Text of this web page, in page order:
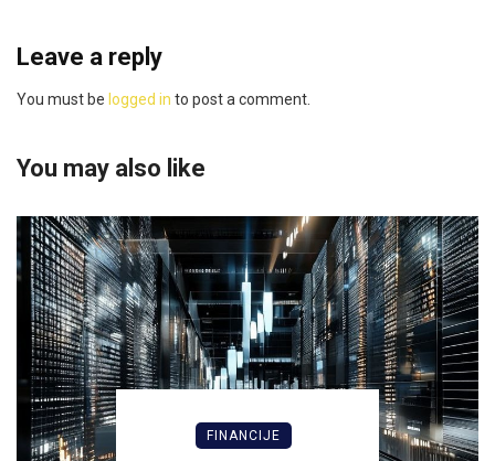
Leave a reply
You must be logged in to post a comment.
You may also like
FINANCIJE